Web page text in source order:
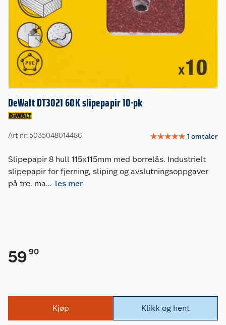
DeWalt DT3021 60K slipepapir 10-pk
Art nr: 5035048014486 ☆☆☆☆☆ 1 omtaler
Slipepapir 8 hull 115x115mm med borrelås. Industrielt
slipepapir for fjerning, sliping og avslutningsoppgaver
på tre. ma... les mer
59 90
Kjøp Klikk og hent